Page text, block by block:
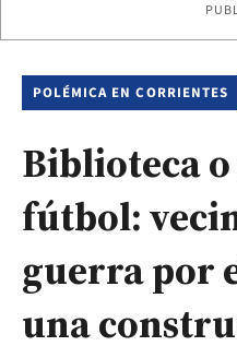
POLÉMICA EN CORRIENTES
Biblioteca
fútbol:
guerra por
una